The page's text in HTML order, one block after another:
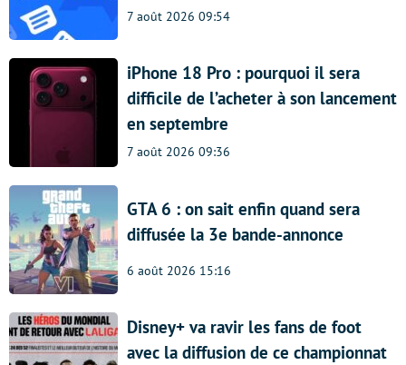
7 août 2026 09:54
iPhone 18 Pro : pourquoi il sera
difficile de l’acheter à son lancement
en septembre
7 août 2026 09:36
GTA 6 : on sait enfin quand sera
diffusée la 3e bande-annonce
6 août 2026 15:16
Disney+ va ravir les fans de foot
avec la diffusion de ce championnat